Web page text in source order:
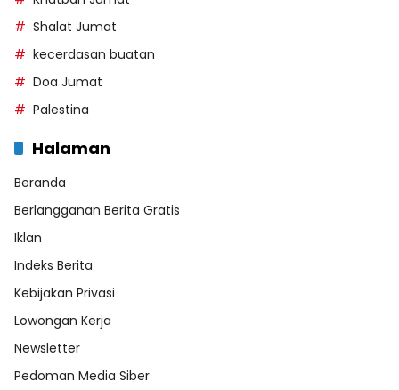
Shalat Jumat
kecerdasan buatan
Doa Jumat
Palestina
Halaman
Beranda
Berlangganan Berita Gratis
Iklan
Indeks Berita
Kebijakan Privasi
Lowongan Kerja
Newsletter
Pedoman Media Siber